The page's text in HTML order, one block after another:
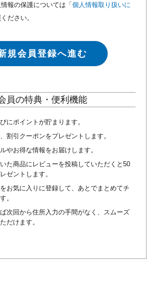
報の保護については「 個人情報取り扱いに
ださい。
規会員登録へ進む
員の特典・便利機能
にポイントが貯まります。
割引クーポンをプレゼントします。
やお得な情報をお届けします。
た商品にレビューを投稿していただくと50
ゼントします。
お気に入りに登録して、あとでまとめてチ
。
次回から住所入力の手間がなく、スムーズ
だけます。